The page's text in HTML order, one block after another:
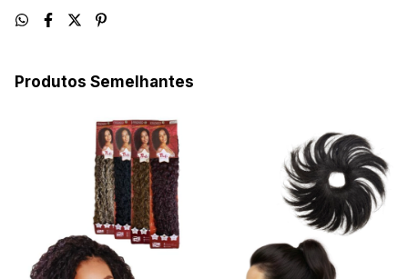
Produtos Semelhantes